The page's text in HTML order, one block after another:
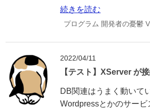
続きを読む
プログラム 開発者の憂鬱
2022/04/11
【テスト】XServer が
DB関連はうまく動いて
Wordpressとかのサービ